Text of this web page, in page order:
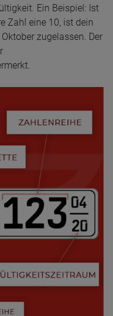
Ein Beispiel: Ist
Zahl eine 10, ist dein
zugelassen. Der